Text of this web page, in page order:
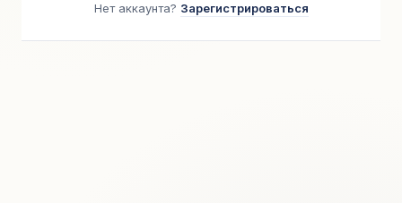
Нет аккаунта? Зарегистрироваться